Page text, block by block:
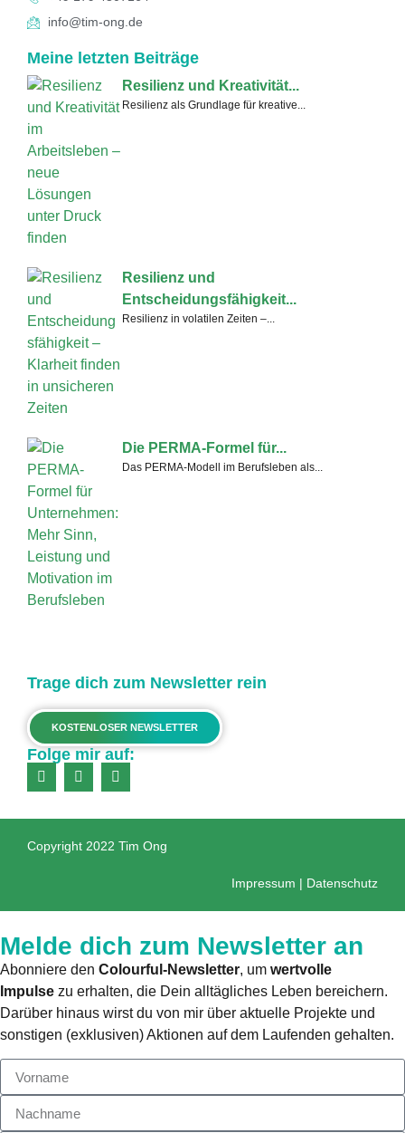
info@tim-ong.de
Meine letzten Beiträge
Resilienz und Kreativität...
Resilienz als Grundlage für kreative...
Resilienz und
Entscheidungsfähigkeit...
Resilienz in volatilen Zeiten –...
Die PERMA-Formel für...
Das PERMA-Modell im Berufsleben als...
Trage dich zum Newsletter rein
KOSTENLOSER NEWSLETTER
Folge mir auf:
Copyright 2022 Tim Ong
Impressum | Datenschutz
Melde dich zum Newsletter an
Abonniere den Colourful-Newsletter, um wertvolle
Impulse zu erhalten, die Dein alltägliches Leben bereichern.
Darüber hinaus wirst du von mir über aktuelle Projekte und
sonstigen (exklusiven) Aktionen auf dem Laufenden gehalten.